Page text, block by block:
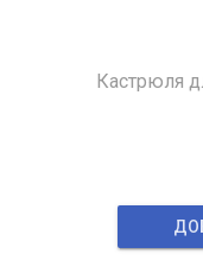
Кастрюля